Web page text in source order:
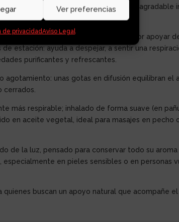
Ver preferencias
de privacidadAviso Legal
suave y equilibrado que lo hace muy agradable
definida y de alta calidad, conocida por apoyar
estación: ayuda a despejar, a sentir una
purificantes y refrescantes.
unas gotas en difusión equilibran el
cerrados.
más respirable; inhalado de forma suave (en
en aceite vegetal, ideal para masajes en pecho
de la luz, pensado para conservar todo su aroma
en pieles sensibles o en personas
buscan un apoyo natural que acompañe el